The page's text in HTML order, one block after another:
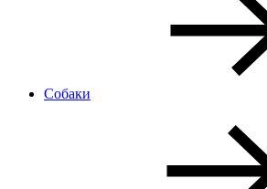
Собаки